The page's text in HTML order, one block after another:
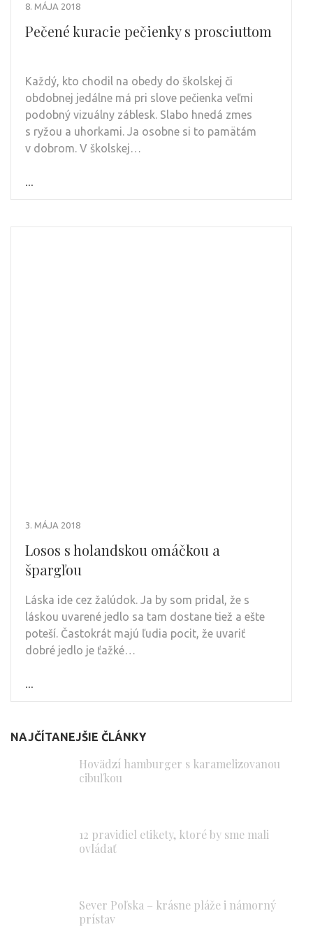
8. MÁJA 2018
Pečené kuracie pečienky s prosciuttom
Každý, kto chodil na obedy do školskej či
obdobnej jedálne má pri slove pečienka veľmi
podobný vizuálny záblesk. Slabo hnedá zmes
s ryžou a uhorkami. Ja osobne si to pamätám
v dobrom. V školskej…
...
3. MÁJA 2018
Losos s holandskou omáčkou a
špargľou
Láska ide cez žalúdok. Ja by som pridal, že s
láskou uvarené jedlo sa tam dostane tiež a ešte
poteší. Častokrát majú ľudia pocit, že uvariť
dobré jedlo je ťažké…
...
NAJČÍTANEJŠIE ČLÁNKY
Hovädzí hamburger s karamelizovanou
cibuľkou
12 pravidiel etikety, ktoré by sme mali
ovládať
Sever Poľska – krásne pláže i námorný
prístav